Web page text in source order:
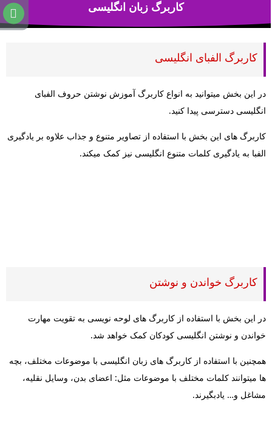
کاربرگ زبان انگلیسی
کاربرگ الفبای انگلیسی
در این بخش میتوانید به انواع کاربرگ آموزش نوشتن حروف الفبای
انگلیسی دسترسی پیدا کنید.
کاربرگ های این بخش با استفاده از تصاویر متنوع و جذاب علاوه بر یادگیری
الفبا به یادگیری کلمات متنوع انگلیسی نیز کمک میکند.
کاربرگ خواندن و نوشتن
در این بخش با استفاده از کاربرگ های لوحه نویسی به تقویت مهارت
خواندن و نوشتن انگلیسی کودکان کمک خواهد شد.
همچنین با استفاده از کاربرگ های زبان انگلیسی با موضوعات مختلف، بچه
ها میتوانند کلمات مختلف با موضوعات مثل: اعضای بدن، وسایل نقلیه،
مشاغل و… یادبگیرند.